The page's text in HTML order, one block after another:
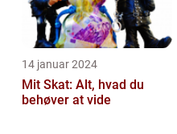
14 januar 2024
Mit Skat: Alt, hvad du
behøver at vide